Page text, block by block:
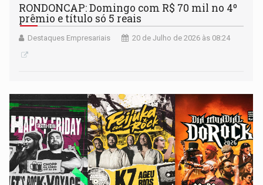
RONDONCAP: Domingo com R$ 70 mil no 4º
prêmio e título só 5 reais
Destaques Empresariais 20 de Julho de 2026 às 08:24